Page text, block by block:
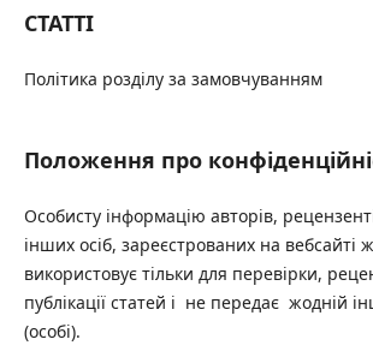
СТАТТІ
Політика розділу за замовчуванням
Положення про
Особисту інформацію авторів,
інших осіб, зареєстрованих на вебсайті
використовує тільки для перевірки,
публікації статей і не передає жодній
(особі).